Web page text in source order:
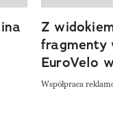
Z
fragmenty
EuroVelo
Współpraca